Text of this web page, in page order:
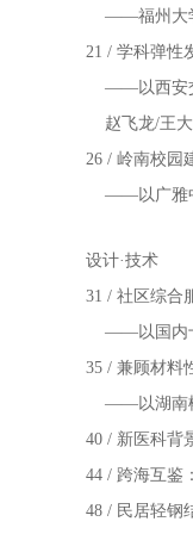
——福州大学
21 / 学科弹性
——以西安交
赵飞龙/王
26 / 岭南校园
——以广雅
设计·技术
31 / 社区综合
——以国内十
35 / 兼顾材料
——以湖南郴
40 / 新医科背
44 / 跨海互鉴
48 / 民居轻钢